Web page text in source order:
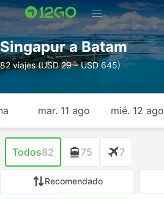
Singapur a Batam
82 viajes (USD 29 – USD 645)
mar. 11 ago mié. 12 ago
Todos82 75 7
Recomendado